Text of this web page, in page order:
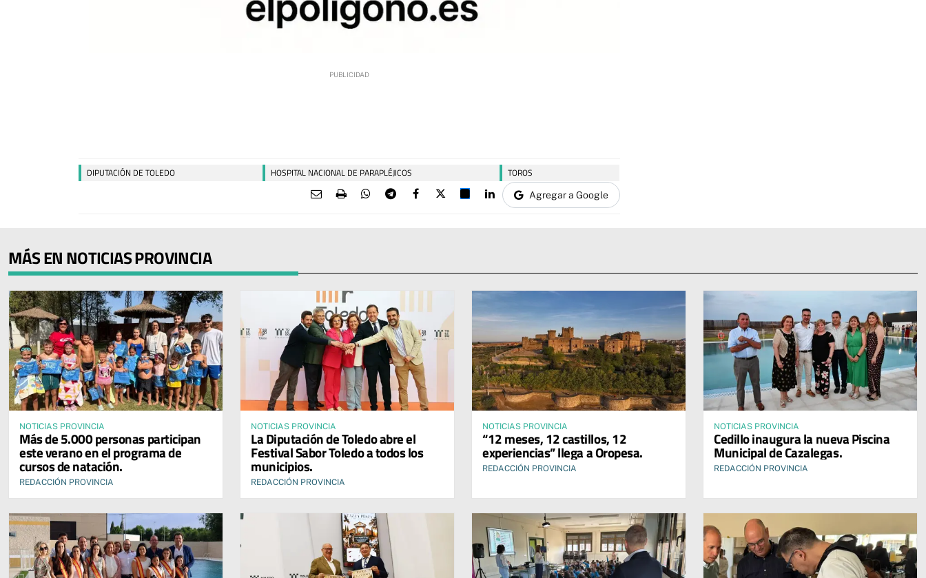
DIPUTACIÓN DE TOLEDO HOSPITAL NACIONAL DE PARAPLÉJICOS TOROS
Agregar a Google
MÁS EN NOTICIAS PROVINCIA
NOTICIAS PROVINCIA
Más de 5.000 personas participan
este verano en el programa de
cursos de natación.
REDACCIÓN PROVINCIA
NOTICIAS PROVINCIA
La Diputación de Toledo abre el
Festival Sabor Toledo a todos los
municipios.
REDACCIÓN PROVINCIA
NOTICIAS PROVINCIA
“12 meses, 12 castillos, 12
experiencias” llega a Oropesa.
REDACCIÓN PROVINCIA
NOTICIAS PROVINCIA
Cedillo inaugura la nueva Piscina
Municipal de Cazalegas.
REDACCIÓN PROVINCIA